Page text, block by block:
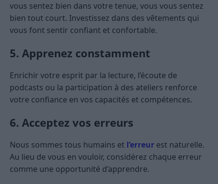
vous sentez bien dans votre tenue, vous vous sentez
bien tout court. Investissez dans des vêtements qui
vous font sentir confiant et confortable.
5. Apprenez constamment
Enrichir votre esprit par la lecture, l’écoute de
podcasts ou la participation à des ateliers renforce
votre confiance en vos capacités et compétences.
6. Acceptez vos erreurs
Nous sommes tous humains et l’erreur est naturelle.
Au lieu de vous en vouloir, considérez chaque erreur
comme une opportunité d’apprendre.